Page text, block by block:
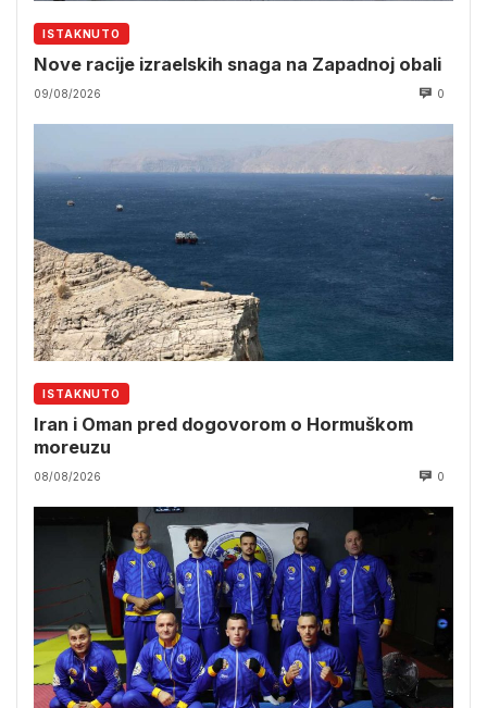
ISTAKNUTO
Nove racije izraelskih snaga na Zapadnoj obali
09/08/2026 0
ISTAKNUTO
Iran i Oman pred dogovorom o Hormuškom
moreuzu
08/08/2026 0